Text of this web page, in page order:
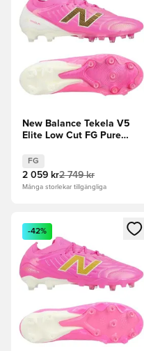
New Balance Tekela V5
Elite Low Cut FG Pure
Heat/Vit/Guld
FG
2 059 kr2 749 kr
Många storlekar tillgängliga
Öppnar en Modal för att
-42%